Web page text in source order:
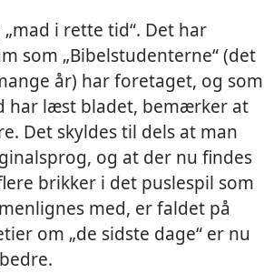
i rette tid“. Det har
som „Bibelstudenterne“ (det
år) har foretaget, og som
har læst bladet, bemærker at
Det skyldes til dels at man
og at der nu findes
brikker i det puslespil som
med, er faldet på
om „de sidste dage“ er nu